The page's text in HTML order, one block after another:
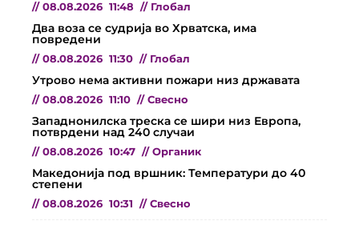
// 08.08.2026 11:48 // Глобал
Два воза се судрија во Хрватска, има
повредени
// 08.08.2026 11:30 // Глобал
Утрово нема активни пожари низ државата
// 08.08.2026 11:10 // Свесно
Западнонилска треска се шири низ Европа,
потврдени над 240 случаи
// 08.08.2026 10:47 // Органик
Македонија под вршник: Температури до 40
степени
// 08.08.2026 10:31 // Свесно